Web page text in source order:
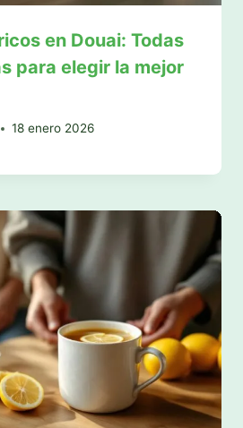
en Douai: Todas
para elegir la mejor
18 enero 2026